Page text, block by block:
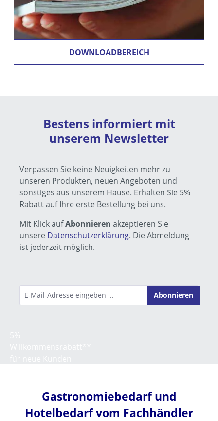
DOWNLOADBEREICH
Bestens informiert mit
unserem Newsletter
Verpassen Sie keine Neuigkeiten mehr zu
unseren Produkten, neuen Angeboten und
sonstiges aus unserem Hause. Erhalten Sie 5%
Rabatt auf Ihre erste Bestellung bei uns.
Mit Klick aufAbonnieren akzeptieren Sie
unsere Datenschutzerklärung. Die Abmeldung
ist jederzeit möglich.
Abonnieren
Gastronomiebedarf und
Hotelbedarf vom Fachhändler